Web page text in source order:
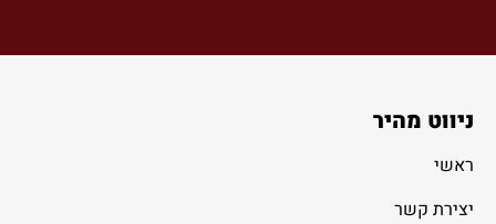
ניווט מהיר
ראשי
יצירת קשר